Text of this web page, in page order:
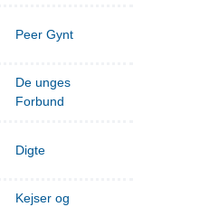
Peer Gynt
De unges
Forbund
Digte
Kejser og